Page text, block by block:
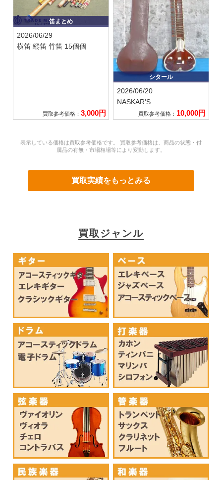
笛まとめ
2026/06/29
横笛 縦笛 竹笛 15個個
買取参考価格： 3,000円
シタール
2026/06/20
NASKAR'S
買取参考価格： 10,000円
表示している価格は買取参考価格です。 買取参考価格は、商品の状態・付
属品の有無・市場相場等により変動します。
買取実績をもっとみる
買取ジャンル